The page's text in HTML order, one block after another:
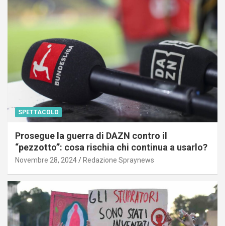
SPETTACOLO
Prosegue la guerra di DAZN contro il
“pezzotto”: cosa rischia chi continua a usarlo?
Novembre 28, 2024 Redazione Spraynews